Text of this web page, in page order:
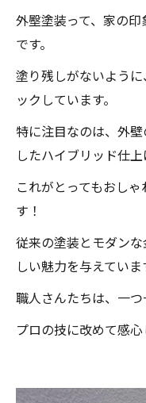
外壂塗装って、家の
です。
塗り残しがないよう
ックしています。
特に注目なのは、外
したハイブリッド仕上
これがとってもおし
す！
従来の塗装とモダン
しい魅力を与えていま
職人さんたちは、一つ
プロの技に改めて感心